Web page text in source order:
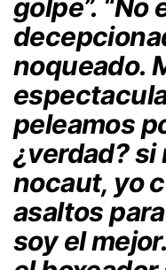
golpe”. “No
noqueado.
peleamos
¿verdad? si
nocaut, yo
asaltos
soy el